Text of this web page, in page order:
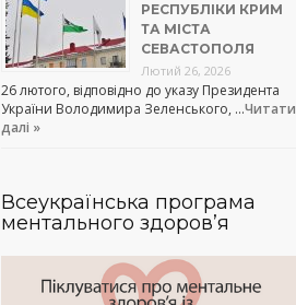
РЕСПУБЛІКИ КРИМ
ТА МІСТА
СЕВАСТОПОЛЯ
Лютий 26, 2026
26 лютого, відповідно до указу Президента
України Володимира Зеленського, …Читати
далі »
Всеукраїнська програма
ментального здоров’я